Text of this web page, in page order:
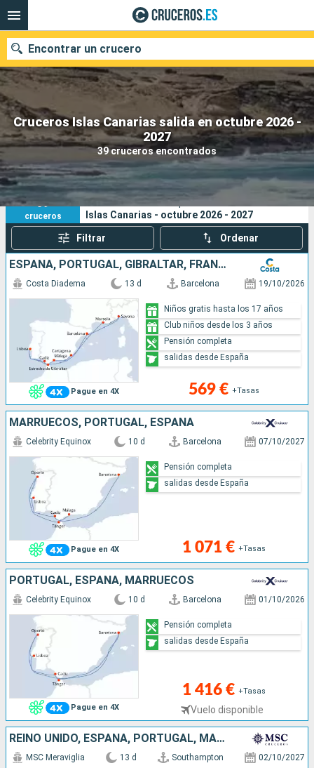
Cruceros Islas Canarias salida en octubre 2026 -
2027
39 cruceros encontrados
Encontrar un crucero
Nuestros destinos
Fecha de salida
Puertos Compañías
Buscar
39
cruceros
Sus criterios de búsqueda:
Islas Canarias - octubre 2026 - 2027
Filtrar Ordenar
ESPAÑA, PORTUGAL, GIBRALTAR, FRANCIA, ITALIA
Pague en 4X
Costa Diadema 13 d Barcelona 19/10/2026
569 € +Tasas
Niños gratis hasta los 17 años
Club niños desde los 3 años
Pensión completa
salidas desde España
MARRUECOS, PORTUGAL, ESPAÑA
Pague en 4X
Celebrity Equinox 10 d Barcelona 07/10/2027
1 071 € +Tasas
Pensión completa
salidas desde España
PORTUGAL, ESPAÑA, MARRUECOS
Pague en 4X
Celebrity Equinox 10 d Barcelona 01/10/2026
1 416 € +Tasas
Vuelo disponible
Pensión completa
salidas desde España
REINO UNIDO, ESPAÑA, PORTUGAL, MALLORCA, TENERIFE, LANZAROTE
MSC Meraviglia 13 d Southampton 02/10/2027